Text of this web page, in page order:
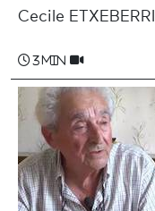
Cecile ETXEBERRI
3 min